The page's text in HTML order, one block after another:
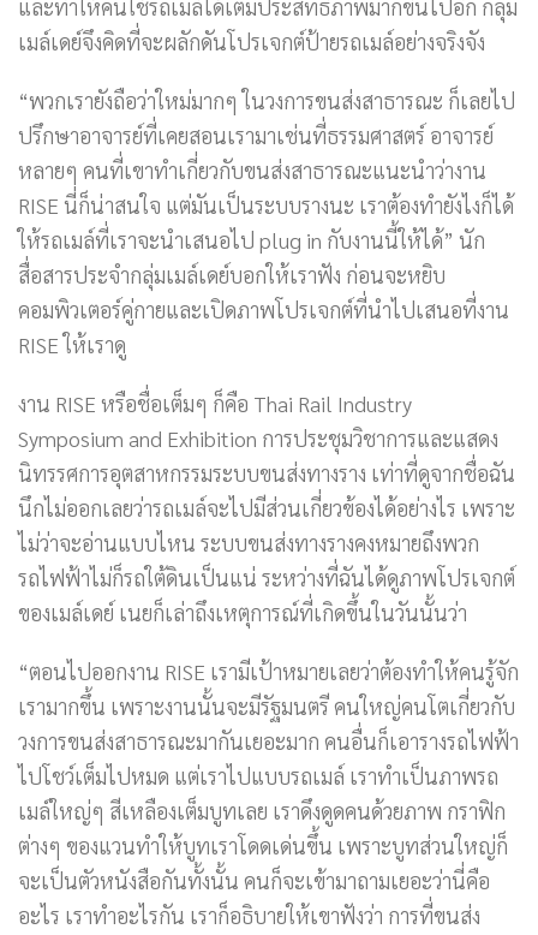
และทำให้คนใช้รถเมล์ได้เต็มประสิทธิภาพมากขึ้นไปอีก กลุ่ม
เมล์เดย์จึงคิดที่จะผลักดันโปรเจกต์ป้ายรถเมล์อย่างจริงจัง
“พวกเรายังถือว่าใหม่มากๆ ในวงการขนส่งสาธารณะ ก็เลยไป
ปรึกษาอาจารย์ที่เคยสอนเรามาเช่นที่ธรรมศาสตร์ อาจารย์
หลายๆ คนที่เขาทำเกี่ยวกับขนส่งสาธารณะแนะนำว่างาน
RISE นี่ก็น่าสนใจ แต่มันเป็นระบบรางนะ เราต้องทำยังไงก็ได้
ให้รถเมล์ที่เราจะนำเสนอไป plug in กับงานนี้ให้ได้” นัก
สื่อสารประจำกลุ่มเมล์เดย์บอกให้เราฟัง ก่อนจะหยิบ
คอมพิวเตอร์คู่กายและเปิดภาพโปรเจกต์ที่นำไปเสนอที่งาน
RISE ให้เราดู
งาน RISE หรือชื่อเต็มๆ ก็คือ Thai Rail Industry
Symposium and Exhibition การประชุมวิชาการและแสดง
นิทรรศการอุตสาหกรรมระบบขนส่งทางราง เท่าที่ดูจากชื่อฉัน
นึกไม่ออกเลยว่ารถเมล์จะไปมีส่วนเกี่ยวข้องได้อย่างไร เพราะ
ไม่ว่าจะอ่านแบบไหน ระบบขนส่งทางรางคงหมายถึงพวก
รถไฟฟ้าไม่ก็รถใต้ดินเป็นแน่ ระหว่างที่ฉันได้ดูภาพโปรเจกต์
ของเมล์เดย์ เนยก็เล่าถึงเหตุการณ์ที่เกิดขึ้นในวันนั้นว่า
“ตอนไปออกงาน RISE เรามีเป้าหมายเลยว่าต้องทำให้คนรู้จัก
เรามากขึ้น เพราะงานนั้นจะมีรัฐมนตรี คนใหญ่คนโตเกี่ยวกับ
วงการขนส่งสาธารณะมากันเยอะมาก คนอื่นก็เอารางรถไฟฟ้า
ไปโชว์เต็มไปหมด แต่เราไปแบบรถเมล์ เราทำเป็นภาพรถ
เมล์ใหญ่ๆ สีเหลืองเต็มบูทเลย เราดึงดูดคนด้วยภาพ กราฟิก
ต่างๆ ของแวนทำให้บูทเราโดดเด่นขึ้น เพราะบูทส่วนใหญ่ก็
จะเป็นตัวหนังสือกันทั้งนั้น คนก็จะเข้ามาถามเยอะว่านี่คือ
อะไร เราทำอะไรกัน เราก็อธิบายให้เขาฟังว่า การที่ขนส่ง